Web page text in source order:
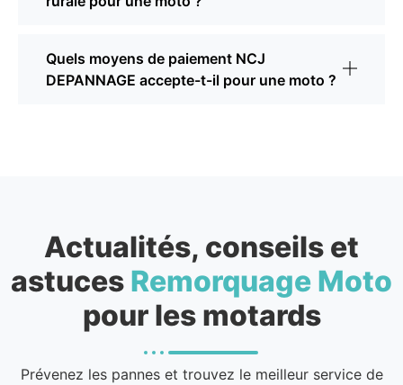
Quels moyens de paiement NCJ
DEPANNAGE accepte-t-il pour une moto ?
Actualités, conseils et
astuces Remorquage Moto
pour les motards
Prévenez les pannes et trouvez le meilleur service de